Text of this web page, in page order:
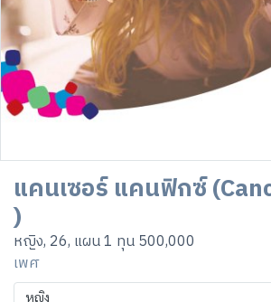
แคนเซอร์ แคนฟิกซ์
)
หญิง, 26, แผน 1 ทุน 500,000
เพศ
หญิง